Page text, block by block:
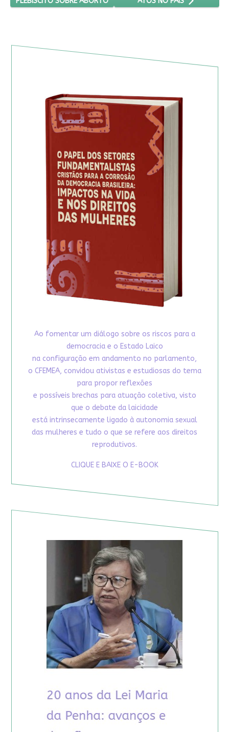
Ao fomentar um diálogo sobre os riscos para a
democracia e o Estado Laico
na configuração em andamento no parlamento,
o CFEMEA, convidou ativistas e estudiosas do tema
para propor reflexões
e possíveis brechas para atuação coletiva, visto
que o debate da laicidade
está intrinsecamente ligado à autonomia sexual
das mulheres e tudo o que se refere aos direitos
reprodutivos.
CLIQUE E BAIXE O E-BOOK